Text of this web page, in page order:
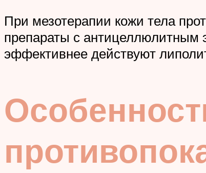
При мезотерапии кожи тела
препараты с антицеллюлитным
эффективнее действуют